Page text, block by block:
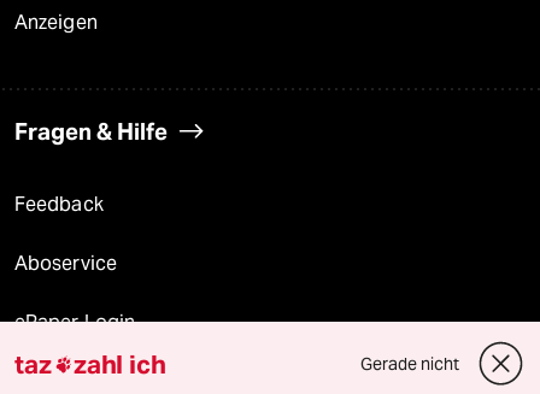
Anzeigen
Fragen & Hilfe
Feedback
Aboservice
ePaper Login
Downloads für Abonnierende
taz zahl ich Gerade nicht